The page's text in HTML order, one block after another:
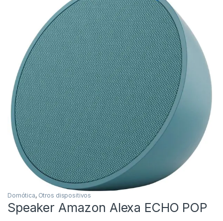
Domótica, Otros dispositivos
Speaker Amazon Alexa ECHO POP